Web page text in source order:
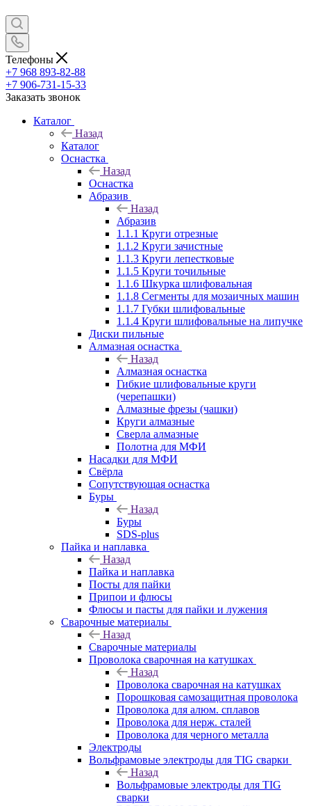
Телефоны
+7 968 893-82-88
+7 906-731-15-33
Заказать звонок
Каталог
Назад
Каталог
Оснастка
Назад
Оснастка
Абразив
Назад
Абразив
1.1.1 Круги отрезные
1.1.2 Круги зачистные
1.1.3 Круги лепестковые
1.1.5 Круги точильные
1.1.6 Шкурка шлифовальная
1.1.8 Сегменты для мозаичных машин
1.1.7 Губки шлифовальные
1.1.4 Круги шлифовальные на липучке
Диски пильные
Алмазная оснастка
Назад
Алмазная оснастка
Гибкие шлифовальные круги
(черепашки)
Алмазные фрезы (чашки)
Круги алмазные
Сверла алмазные
Полотна для МФИ
Насадки для МФИ
Свёрла
Сопутствующая оснастка
Буры
Назад
Буры
SDS-plus
Пайка и наплавка
Назад
Пайка и наплавка
Посты для пайки
Припои и флюсы
Флюсы и пасты для пайки и лужения
Сварочные материалы
Назад
Сварочные материалы
Проволока сварочная на катушках
Назад
Проволока сварочная на катушках
Порошковая самозащитная проволока
Проволока для алюм. сплавов
Проволока для нерж. сталей
Проволока для черного металла
Электроды
Вольфрамовые электроды для TIG сварки
Назад
Вольфрамовые электроды для TIG
сварки